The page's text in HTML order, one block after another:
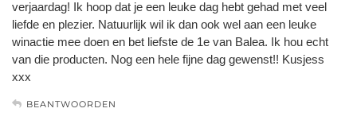
verjaardag! Ik hoop dat je een leuke dag hebt gehad met veel
liefde en plezier. Natuurlijk wil ik dan ook wel aan een leuke
winactie mee doen en bet liefste de 1e van Balea. Ik hou echt
van die producten. Nog een hele fijne dag gewenst!! Kusjess
xxx
BEANTWOORDEN